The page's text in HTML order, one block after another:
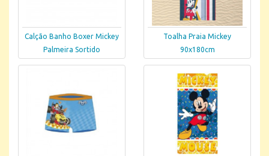
Calção Banho Boxer Mickey
Palmeira Sortido
Toalha Praia Mickey
90x180cm